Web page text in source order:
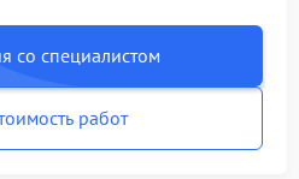
со специалистом
работ